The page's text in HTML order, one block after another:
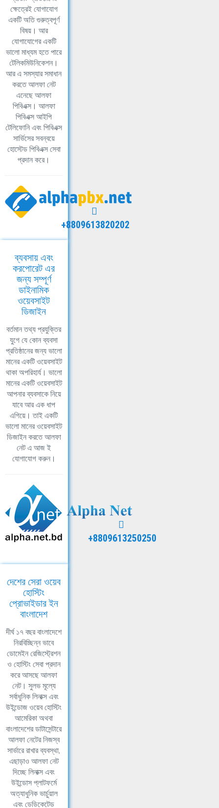
ক্ষেত্রেই যোগাযোগ
একটি অতি গুরুত্বপূর্ণ
বিষয়। আর
যোগাযোগের একটি
ভালো মাধ্যম হতে পারে
টেলিকমিউনিকেশন।
আর এ সমস্যার সমাধান
করতে আলফা নেট
এনেছে আলফা
পিবিএক্স। আলফা
পিবিএক্স আইপি
টেলিফোনি এবং পিবিএক্স
সার্ভিসের সবন্বয়ে
হোস্টেড পিবিএক্স সেবা
প্রদান করে।
+8809613820202
ব্যবসায় এবং
করপোরেট এর
জন্য সম্পূর্ণ
ডাইনামিক
ওয়েবসাইট
ডিজাইন
বর্তমান তথ্য প্রযুক্তির
যুগে যে কোন ব্যবসা
প্রতিষ্ঠানের জন্য ভালো
মানের একটি ওয়েবসাইট
থাকা অপরিহার্য। ভালো
মানের একটি ওয়েবসাইট
আপনার ব্যবসাকে নিয়ে
যাবে আর এক ধাপ
এগিয়ে। তাই একটি
ভালো মানের ওয়েবসাইট
ডিজাইন করতে আলফা
নেট এ আজ ই
যোগাযোগ করুন।
+8809613250250
দেশের সেরা ওয়েব
হোস্টিং
প্রোভাইডার ইন
বাংলাদেশ
দীর্ঘ ১৭ বছর বাংলাদেশে
নিরবিচ্ছিন্ন ভাবে
ডোমেইন রেজিস্ট্রেশন
ও হোস্টিং সেবা প্রদান
করে আসছে আলফা
নেট। সুলভ মূল্যে
সর্বাধুনিক লিনাক্স এবং
উইন্ডোজ ওয়েব হোস্টিং
আমেরিকা অথবা
বাংলাদেশের ডাটাসেন্টারে
আলফা নেটের নিজস্ব
সার্ভারে রাখার ব্যবস্থা,
এছাড়াও আলফা নেট
দিচ্ছে লিনাক্স এবং
উইন্ডোস প্লাটফর্মে
অত্যাধুনিক ভার্চুয়াল
এবং ডেডিকেটেড